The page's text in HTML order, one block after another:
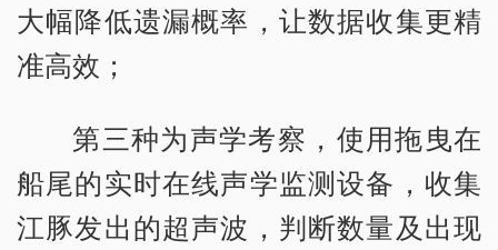
大幅降低遗漏概率，让数据收集更精
准高效；
第三种为声学考察，使用拖曳在
船尾的实时在线声学监测设备，收集
江豚发出的超声波，判断数量及出现